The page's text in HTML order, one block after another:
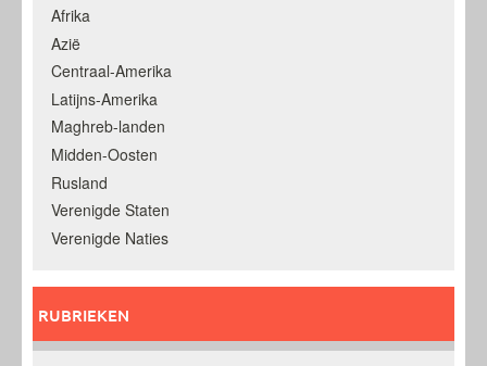
Afrika
Azië
Centraal-Amerika
Latijns-Amerika
Maghreb-landen
Midden-Oosten
Rusland
Verenigde Staten
Verenigde Naties
RUBRIEKEN